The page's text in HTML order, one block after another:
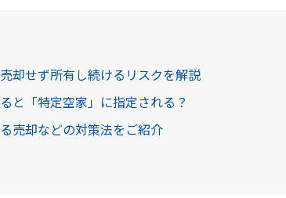
却せず所有し続けるリスクを解説
と「特定空家」に指定される？
売却などの対策法をご紹介